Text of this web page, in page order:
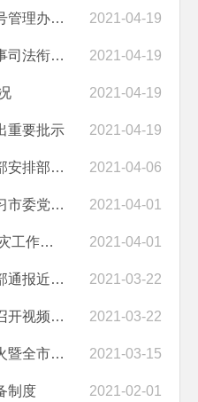
云南省出台尾矿库闭库销号管理办法（试行）​ 2021-04-19
《安全生产行政执法与刑事司法衔接工作办法》 2021-04-19
2021-04-19
重要批示​ 2021-04-19
国务院安委办、应急管理部安排部署清明假期安全防范工作 2021-04-06
保山市应急管理局传达学习市委党的十九届五中全会精神专题研讨班精神 2021-04-01
龙陵县召开2021年防震减灾工作会议 2021-04-01
国务院安委办、应急管理部通报近期全国安全生产风险形势 督促各地各部门... 2021-03-22
国务院安委办联合多部门召开视频会议 对水上运输渔业船舶安全和深入开展... 2021-03-22
腾冲市召开高黎贡山防灭火暨全市林业和草原工作视频会议 2021-03-15
制度 2021-02-01